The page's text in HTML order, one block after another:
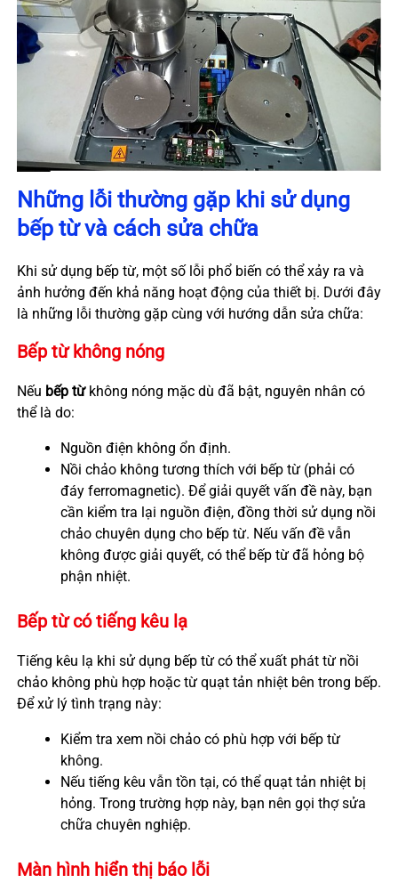
Những lỗi thường gặp khi sử dụng
bếp từ và cách sửa chữa
Khi sử dụng bếp từ, một số lỗi phổ biến có thể xảy ra và
ảnh hưởng đến khả năng hoạt động của thiết bị. Dưới đây
là những lỗi thường gặp cùng với hướng dẫn sửa chữa:
Bếp từ không nóng
Nếu bếp từkhông nóng mặc dù đã bật, nguyên nhân có
thể là do:
Nguồn điện không ổn định.
Nồi chảo không tương thích với bếp từ (phải có
đáy ferromagnetic). Để giải quyết vấn đề này, bạn
cần kiểm tra lại nguồn điện, đồng thời sử dụng nồi
chảo chuyên dụng cho bếp từ. Nếu vấn đề vẫn
không được giải quyết, có thể bếp từ đã hỏng bộ
phận nhiệt.
Bếp từ có tiếng kêu lạ
Tiếng kêu lạ khi sử dụng bếp từ có thể xuất phát từ nồi
chảo không phù hợp hoặc từ quạt tản nhiệt bên trong bếp.
Để xử lý tình trạng này:
Kiểm tra xem nồi chảo có phù hợp với bếp từ
không.
Nếu tiếng kêu vẫn tồn tại, có thể quạt tản nhiệt bị
hỏng. Trong trường hợp này, bạn nên gọi thợ sửa
chữa chuyên nghiệp.
Màn hình hiển thị báo lỗi